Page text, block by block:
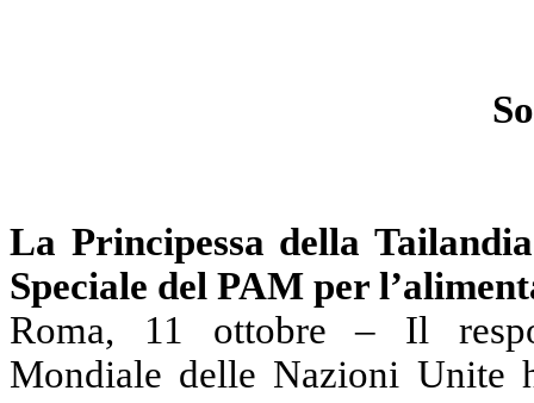
La Principessa della
Speciale del PAM per
Roma, 11 ottobre – Il
Mondiale delle Nazioni Unite